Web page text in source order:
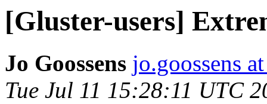
[Gluster-users]
Jo Goossens jo.goossens
Tue Jul 11 15:28:11 UTC